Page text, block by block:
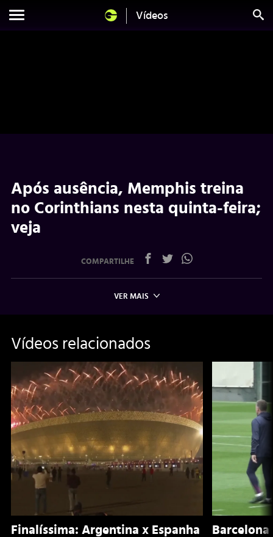
Vídeos
Após ausência, Memphis treina
no Corinthians nesta quinta-feira;
veja
COMPARTILHE
VER MAIS
Vídeos relacionados
Finalíssima: Argentina x Espanha